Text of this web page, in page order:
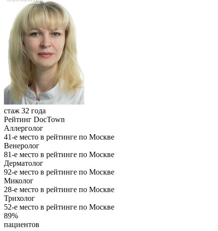
стаж 32 года
Рейтинг DocTown
Аллерголог
41-е место в рейтинге по Москве
Венеролог
81-е место в рейтинге по Москве
Дерматолог
92-е место в рейтинге по Москве
Миколог
28-е место в рейтинге по Москве
Трихолог
52-е место в рейтинге по Москве
89%
пациентов